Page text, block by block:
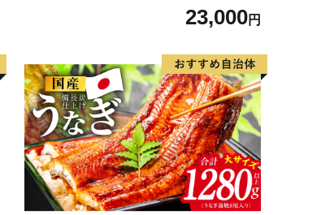
煎対応 簡単調理 鰻 ウナギ 人気総菜
23,000円